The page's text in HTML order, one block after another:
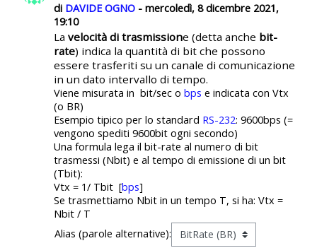
di DAVIDE OGNO - mercoledì, 8 dicembre 2021,
19:10
La velocità di trasmissione (detta anche bit-
rate) indica la quantità di bit che possono
essere trasferiti su un canale di comunicazione
in un dato intervallo di tempo.
Viene misurata in bit/sec o bps e indicata con Vtx
(o BR)
Esempio tipico per lo standard RS-232: 9600bps (=
vengono spediti 9600bit ogni secondo)
Una formula lega il bit-rate al numero di bit
trasmessi (Nbit) e al tempo di emissione di un bit
(Tbit):
Vtx = 1/ Tbit [bps]
Se trasmettiamo Nbit in un tempo T, si ha: Vtx =
Nbit / T
Alias (parole alternative):